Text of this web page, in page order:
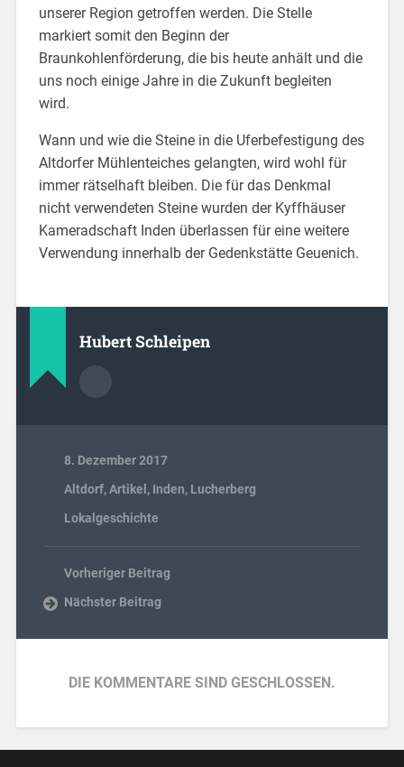
unserer Region getroffen werden. Die Stelle
markiert somit den Beginn der
Braunkohlenförderung, die bis heute anhält und die
uns noch einige Jahre in die Zukunft begleiten
wird.
Wann und wie die Steine in die Uferbefestigung des
Altdorfer Mühlenteiches gelangten, wird wohl für
immer rätselhaft bleiben. Die für das Denkmal
nicht verwendeten Steine wurden der Kyffhäuser
Kameradschaft Inden überlassen für eine weitere
Verwendung innerhalb der Gedenkstätte Geuenich.
Hubert Schleipen
8. Dezember 2017
Altdorf,Artikel , Inden, Lucherberg
Lokalgeschichte
Vorheriger Beitrag
Nächster Beitrag
DIE KOMMENTARE SIND GESCHLOSSEN.